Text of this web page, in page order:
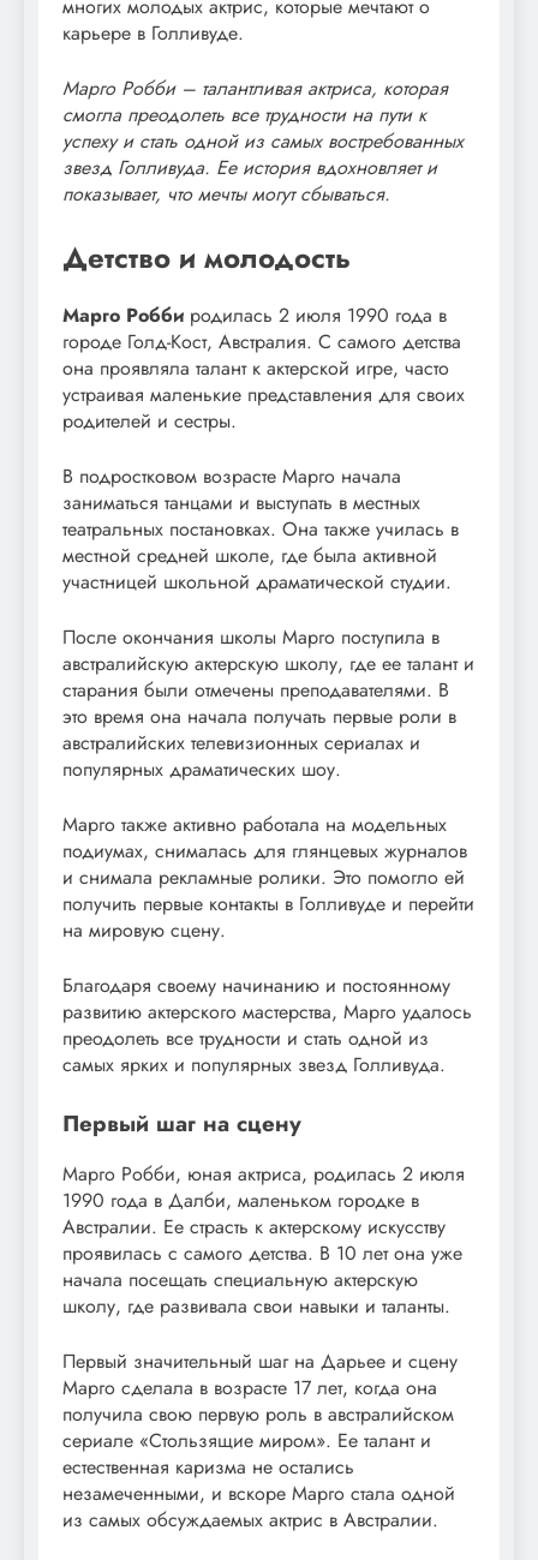
многих молодых актрис, которые мечтают о
карьере в Голливуде.
Марго Робби – талантливая актриса, которая
смогла преодолеть все трудности на пути к
успеху и стать одной из самых востребованных
звезд Голливуда. Ее история вдохновляет и
показывает, что мечты могут сбываться.
Детство и молодость
Марго Робби родилась 2 июля 1990 года в
городе Голд-Кост, Австралия. С самого детства
она проявляла талант к актерской игре, часто
устраивая маленькие представления для своих
родителей и сестры.
В подростковом возрасте Марго начала
заниматься танцами и выступать в местных
театральных постановках. Она также училась в
местной средней школе, где была активной
участницей школьной драматической студии.
После окончания школы Марго поступила в
австралийскую актерскую школу, где ее талант и
старания были отмечены преподавателями. В
это время она начала получать первые роли в
австралийских телевизионных сериалах и
популярных драматических шоу.
Марго также активно работала на модельных
подиумах, снималась для глянцевых журналов
и снимала рекламные ролики. Это помогло ей
получить первые контакты в Голливуде и перейти
на мировую сцену.
Благодаря своему начинанию и постоянному
развитию актерского мастерства, Марго удалось
преодолеть все трудности и стать одной из
самых ярких и популярных звезд Голливуда.
Первый шаг на сцену
Марго Робби, юная актриса, родилась 2 июля
1990 года в Далби, маленьком городке в
Австралии. Ее страсть к актерскому искусству
проявилась с самого детства. В 10 лет она уже
начала посещать специальную актерскую
школу, где развивала свои навыки и таланты.
Первый значительный шаг на Дарьее и сцену
Марго сделала в возрасте 17 лет, когда она
получила свою первую роль в австралийском
сериале «Стользящие миром». Ее талант и
естественная каризма не остались
незамеченными, и вскоре Марго стала одной
из самых обсуждаемых актрис в Австралии.